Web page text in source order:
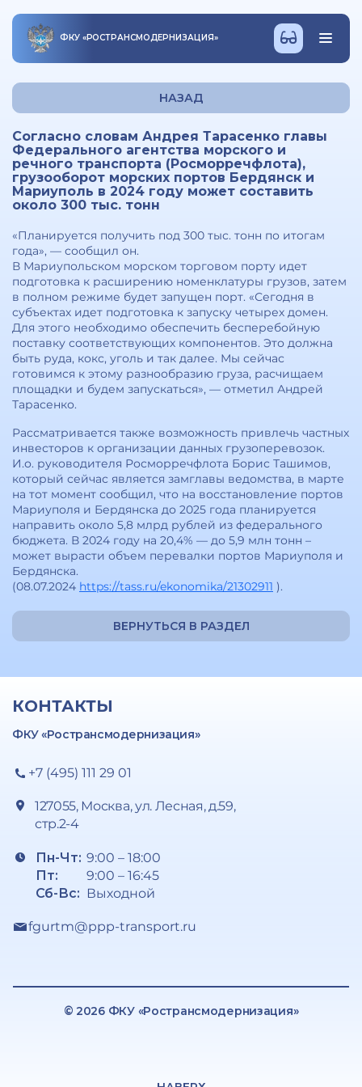
ФКУ «РОСТРАНСМОДЕРНИЗАЦИЯ»
НАЗАД
Согласно словам Андрея Тарасенко главы
Федерального агентства морского и
речного транспорта (Росморречфлота),
грузооборот морских портов Бердянск и
Мариуполь в 2024 году может составить
около 300 тыс. тонн
«Планируется получить под 300 тыс. тонн по итогам
года», — сообщил он.
В Мариупольском морском торговом порту идет
подготовка к расширению номенклатуры грузов, затем
в полном режиме будет запущен порт. «Сегодня в
субъектах идет подготовка к запуску четырех домен.
Для этого необходимо обеспечить бесперебойную
поставку соответствующих компонентов. Это должна
быть руда, кокс, уголь и так далее. Мы сейчас
готовимся к этому разнообразию груза, расчищаем
площадки и будем запускаться», — отметил Андрей
Тарасенко.
Рассматривается также возможность привлечь частных
инвесторов к организации данных грузоперевозок.
И.о. руководителя Росморречфлота Борис Ташимов,
который сейчас является замглавы ведомства, в марте
на тот момент сообщил, что на восстановление портов
Мариуполя и Бердянска до 2025 года планируется
направить около 5,8 млрд рублей из федерального
бюджета. В 2024 году на 20,4% — до 5,9 млн тонн –
может вырасти объем перевалки портов Мариуполя и
Бердянска.
(08.07.2024 https://tass.ru/ekonomika/21302911 ).
ВЕРНУТЬСЯ В РАЗДЕЛ
КОНТАКТЫ
ФКУ «Ространсмодернизация»
+7 (495) 111 29 01
127055, Москва, ул. Лесная, д.59,
стр.2-4
Пн-Чт:
Пт:
Сб-Вс:
9:00 – 18:00
9:00 – 16:45
Выходной
fgurtm@ppp-transport.ru
© 2026 ФКУ «Ространсмодернизация»